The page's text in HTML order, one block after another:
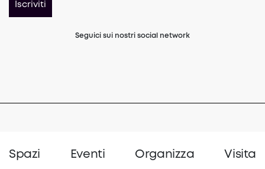
Iscriviti
Seguici sui nostri social network
Spazi Eventi Organizza Visita